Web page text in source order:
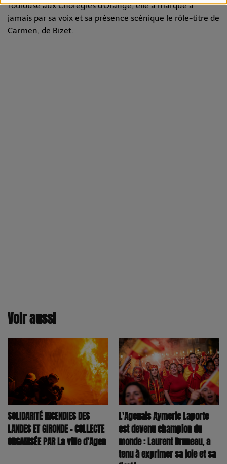
Toulouse aux Chorégies d'Orange, elle a marqué à
jamais par sa voix et sa présence scénique le rôle-titre de
Carmen, de Bizet.
Voir aussi
SOLIDARITÉ INCENDIES DES
LANDES ET GIRONDE – COLLECTE
ORGANISÉE PAR La ville d’Agen
L'Agenais Aymeric Laporte
est devenu champion du
monde : Laurent Bruneau, a
tenu à exprimer sa joie et sa